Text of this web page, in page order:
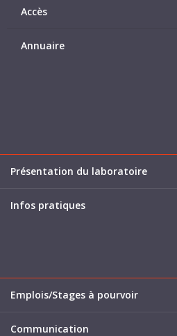
Accès
Annuaire
Présentation du laboratoire
Infos pratiques
Emplois/Stages à pourvoir
Communication